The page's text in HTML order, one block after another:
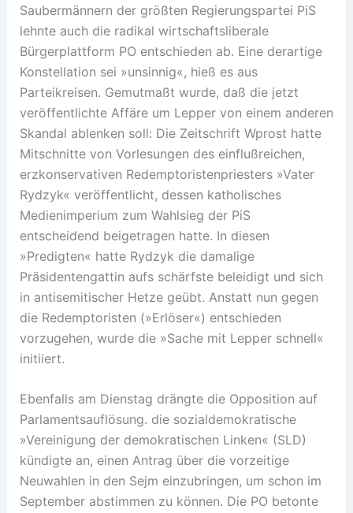
Saubermännern der größten Regierungspartei PiS
lehnte auch die radikal wirtschaftsliberale
Bürgerplattform PO entschieden ab. Eine derartige
Konstellation sei »unsinnig«, hieß es aus
Parteikreisen. Gemutmaßt wurde, daß die jetzt
veröffentlichte Affäre um Lepper von einem anderen
Skandal ablenken soll: Die Zeitschrift Wprost hatte
Mitschnitte von Vorlesungen des einflußreichen,
erzkonservativen Redemptoristenpriesters »Vater
Rydzyk« veröffentlicht, dessen katholisches
Medienimperium zum Wahlsieg der PiS
entscheidend beigetragen hatte. In diesen
»Predigten« hatte Rydzyk die damalige
Präsidentengattin aufs schärfste beleidigt und sich
in antisemitischer Hetze geübt. Anstatt nun gegen
die Redemptoristen (»Erlöser«) entschieden
vorzugehen, wurde die »Sache mit Lepper schnell«
initiiert.
Ebenfalls am Dienstag drängte die Opposition auf
Parlamentsauflösung. die sozialdemokratische
»Vereinigung der demokratischen Linken« (SLD)
kündigte an, einen Antrag über die vorzeitige
Neuwahlen in den Sejm einzubringen, um schon im
September abstimmen zu können. Die PO betonte